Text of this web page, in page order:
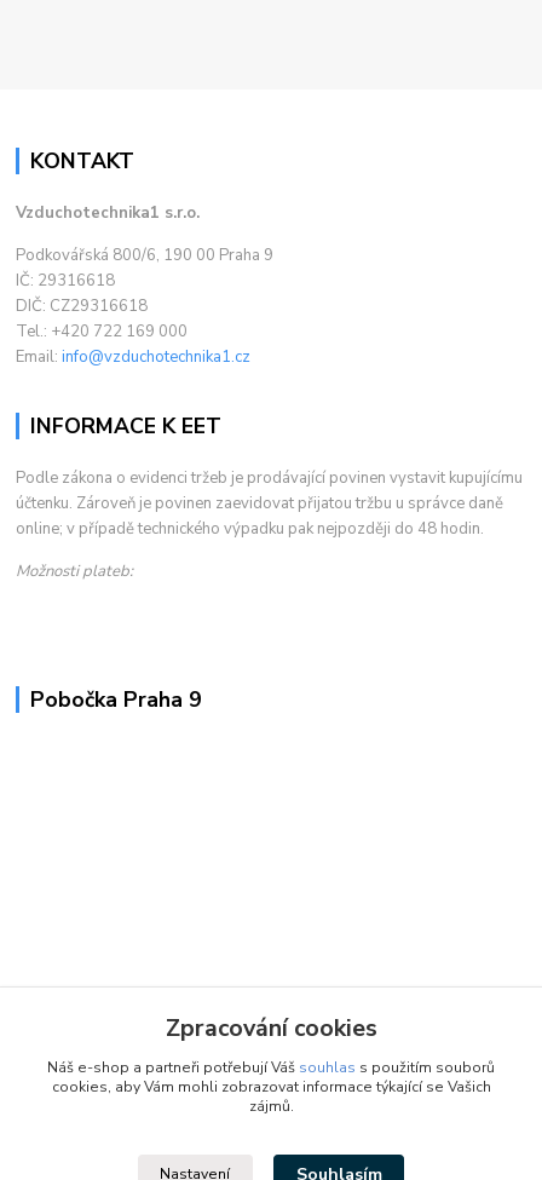
KONTAKT
Vzduchotechnika1 s.r.o.
Podkovářská 800/6, 190 00 Praha 9
IČ: 29316618
DIČ: CZ29316618
Tel.: +420 722 169 000
Email:info@vzduchotechnika1.cz
INFORMACE K EET
Podle zákona o evidenci tržeb je prodávající povinen vystavit kupujícímu
účtenku. Zároveň je povinen zaevidovat přijatou tržbu u správce daně
online; v případě technického výpadku pak nejpozději do 48 hodin.
Možnosti plateb:
Pobočka Praha 9
Zpracování cookies
Náš e-shop a partneři potřebují Váš souhlas s použitím souborů
cookies, aby Vám mohli zobrazovat informace týkající se Vašich
zájmů.
Nastavení Souhlasím